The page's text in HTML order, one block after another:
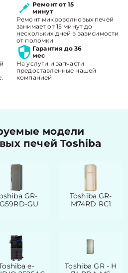
Ремонт от 15
минут
Ремонт микроволновых печей
занимает от 15 минут до
нескольких дней в зависимости
от поломки
Гарантия до 36
мес
На услуги и запчасти
предоставленные нашей
компанией
модели
печей Toshiba
GR-
GU
Toshiba GR-
M74RD RC1
e-
Toshiba GR - H